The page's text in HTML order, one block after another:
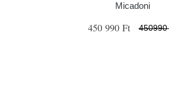
Micadoni
450 990 Ft 450990